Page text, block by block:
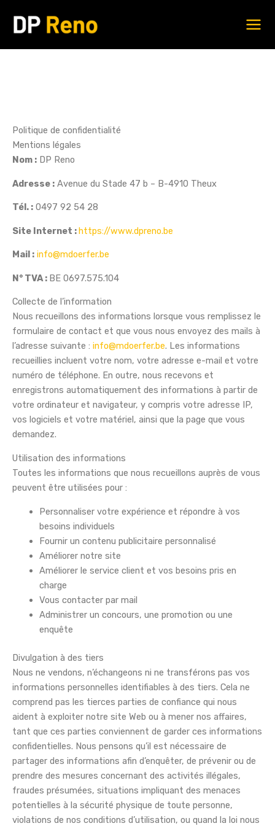
contenu
Politique de confidentialité
Mentions légales
Nom : DP Reno
Adresse : Avenue du Stade 47 b – B-4910 Theux
Tél. : 0497 92 54 28
Site Internet :https://www.dpreno.be
Mail : info@mdoerfer.be
N° TVA : BE 0697.575.104
Collecte de l’information
Nous recueillons des informations lorsque vous remplissez le
formulaire de contact et que vous nous envoyez des mails à
l’adresse suivante : info@mdoerfer.be. Les informations
recueillies incluent votre nom, votre adresse e-mail et votre
numéro de téléphone. En outre, nous recevons et
enregistrons automatiquement des informations à partir de
votre ordinateur et navigateur, y compris votre adresse IP,
vos logiciels et votre matériel, ainsi que la page que vous
demandez.
Utilisation des informations
Toutes les informations que nous recueillons auprès de vous
peuvent être utilisées pour :
Personnaliser votre expérience et répondre à vos
besoins individuels
Fournir un contenu publicitaire personnalisé
Améliorer notre site
Améliorer le service client et vos besoins pris en
charge
Vous contacter par mail
Administrer un concours, une promotion ou une
enquête
Divulgation à des tiers
Nous ne vendons, n’échangeons ni ne transférons pas vos
informations personnelles identifiables à des tiers. Cela ne
comprend pas les tierces parties de confiance qui nous
aident à exploiter notre site Web ou à mener nos affaires,
tant que ces parties conviennent de garder ces informations
confidentielles. Nous pensons qu’il est nécessaire de
partager des informations afin d’enquêter, de prévenir ou de
prendre des mesures concernant des activités illégales,
fraudes présumées, situations impliquant des menaces
potentielles à la sécurité physique de toute personne,
violations de nos conditions d’utilisation, ou quand la loi nous